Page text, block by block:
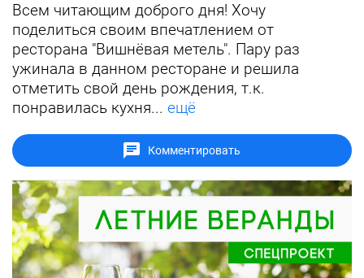
Всем читающим доброго дня! Хочу
поделиться своим впечатлением от
ресторана "Вишнёвая метель". Пару раз
ужинала в данном ресторане и решила
отметить свой день рождения, т.к.
понравилась кухня... ещё
Комментировать